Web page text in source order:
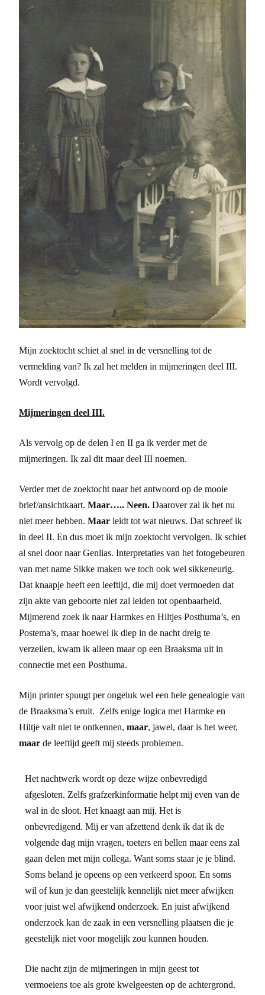
Mijn zoektocht schiet al snel in de versnelling tot de
vermelding van? Ik zal het melden in mijmeringen deel III.
Wordt vervolgd.
Mijmeringen deel III.
Als vervolg op de delen I en II ga ik verder met de
mijmeringen. Ik zal dit maar deel III noemen.
Verder met de zoektocht naar het antwoord op de mooie
brief/ansichtkaart. Maar….. Neen. Daarover zal ik het nu
niet meer hebben. Maarleidt tot wat nieuws. Dat schreef ik
in deel II. En dus moet ik mijn zoektocht vervolgen. Ik schiet
al snel door naar Genlias. Interpretaties van het fotogebeuren
van met name Sikke maken we toch ook wel sikkeneurig.
Dat knaapje heeft een leeftijd, die mij doet vermoeden dat
zijn akte van geboorte niet zal leiden tot openbaarheid.
Mijmerend zoek ik naar Harmkes en Hiltjes Posthuma’s, en
Postema’s, maar hoewel ik diep in de nacht dreig te
verzeilen, kwam ik alleen maar op een Braaksma uit in
connectie met een Posthuma.
Mijn printer spuugt per ongeluk wel een hele genealogie van
de Braaksma’s eruit. Zelfs enige logica met Harmke en
Hiltje valt niet te ontkennen, maar, jawel, daar is het weer,
maarde leeftijd geeft mij steeds problemen.
Het nachtwerk wordt op deze wijze onbevredigd
afgesloten. Zelfs grafzerkinformatie helpt mij even van de
wal in de sloot. Het knaagt aan mij. Het is
onbevredigend. Mij er van afzettend denk ik dat ik de
volgende dag mijn vragen, toeters en bellen maar eens zal
gaan delen met mijn collega. Want soms staar je je blind.
Soms beland je opeens op een verkeerd spoor. En soms
wil of kun je dan geestelijk kennelijk niet meer afwijken
voor juist wel afwijkend onderzoek. En juist afwijkend
onderzoek kan de zaak in een versnelling plaatsen die je
geestelijk niet voor mogelijk zou kunnen houden.
Die nacht zijn de mijmeringen in mijn geest tot
vermoeiens toe als grote kwelgeesten op de achtergrond.